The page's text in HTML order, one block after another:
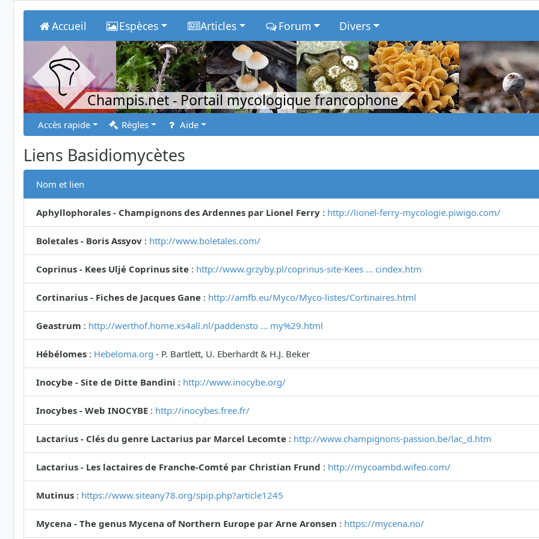
Accueil Espèces Articles Forum Divers
Champis.net- Portail mycologique francophone
Accès rapide Règles Aide
Liens Basidiomycètes
Nom et lien
Aphyllophorales - Champignons des Ardennes par Lionel Ferry : http://lionel-ferry-mycologie.piwigo.com/
Boletales - Boris Assyov : http://www.boletales.com/
Coprinus - Kees Uljé Coprinus site : http://www.grzyby.pl/coprinus-site-Kees ... cindex.htm
Cortinarius - Fiches de Jacques Gane : http://amfb.eu/Myco/Myco-listes/Cortinaires.html
Geastrum : http://werthof.home.xs4all.nl/paddensto ... my%29.html
Hébélomes : Hebeloma.org - P. Bartlett, U. Eberhardt & H.J. Beker
Inocybe - Site de Ditte Bandini : http://www.inocybe.org/
Inocybes - Web INOCYBE : http://inocybes.free.fr/
Lactarius - Clés du genre Lactarius par Marcel Lecomte : http://www.champignons-passion.be/lac_d.htm
Lactarius - Les lactaires de Franche-Comté par Christian Frund : http://mycoambd.wifeo.com/
Mutinus : https://www.siteany78.org/spip.php?article1245
Mycena - The genus Mycena of Northern Europe par Arne Aronsen : https://mycena.no/